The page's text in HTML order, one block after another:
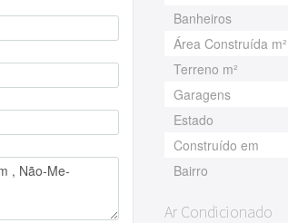
Banheiros
Área Construída m²
Terreno m²
Garagens
Estado
Construído em
Bairro
Ar Condicionado